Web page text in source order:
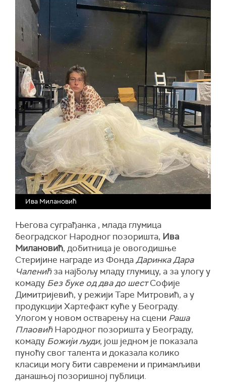
Ива Милановић
Његова суграђанка , млада глумица
београдског Народног позоришта, Ива
Милановић, добитница је овогодишње
Стеријине награде из ФондаДаринка Дара
Чаленићза најбољу младу глумицу, а за улогу у
комаду Без буке од два до шестСофије
Димитријевић, у режији Таре Митровић, а у
продукцији Хартефакт куће у Београду.
Улогом у новом остварењу на сцени Раша
ПлаовићНародног позоришта у Београду,
комаду Божији људи, још једном је показала
пуноћу свог талента и доказала колико
класици могу бити савремени и примамљиви
данашњој позоришној публици.